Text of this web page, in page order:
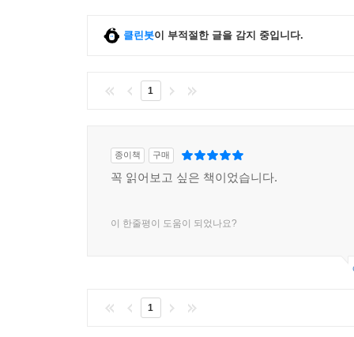
클린봇이 부적절한 글을 감지 중입니다.
1
종이책 구매
꼭 읽어보고 싶은 책이었습니다.
이 한줄평이 도움이 되었나요?
1